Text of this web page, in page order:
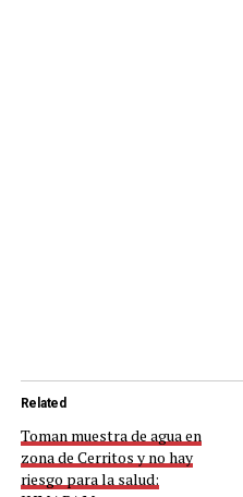
Related
Toman muestra de agua en
zona de Cerritos y no hay
riesgo para la salud: